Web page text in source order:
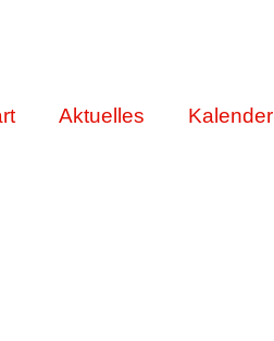
Aktuelles Kalender